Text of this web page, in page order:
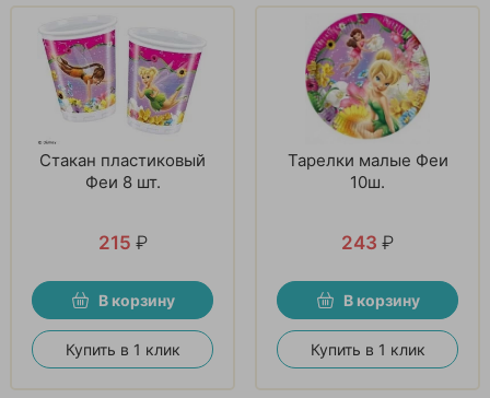
Стакан пластиковый
Феи 8 шт.
215 ₽
В корзину
Купить в 1 клик
Тарелки малые Феи
10ш.
243 ₽
В корзину
Купить в 1 клик